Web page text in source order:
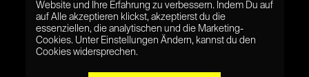
➜ Unhome – Obdachlos für 20 Minuten
➜ Timberborn Guide – Die besten Tipps für clevere
Biber
Website und Ihre Erfahrung zu verbessern. Indem Du auf
auf Alle akzeptieren klickst, akzeptierst du die
essenziellen, die analytischen und die Marketing-
Cookies. Unter Einstellungen Ändern, kannst du den
Cookies widersprechen.